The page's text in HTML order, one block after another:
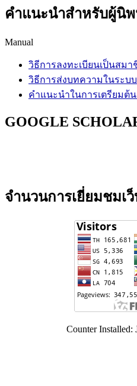
คำแนะนำสำหรับผู้นิ
Manual
วิธีการลงทะเบียนเป็นสมา
วิธีการส่งบทความในระบ
คำแนะนำในการเตรียมต้
GOOGLE
จำนวนการเยี่ยมชมเ
Counter Installed: